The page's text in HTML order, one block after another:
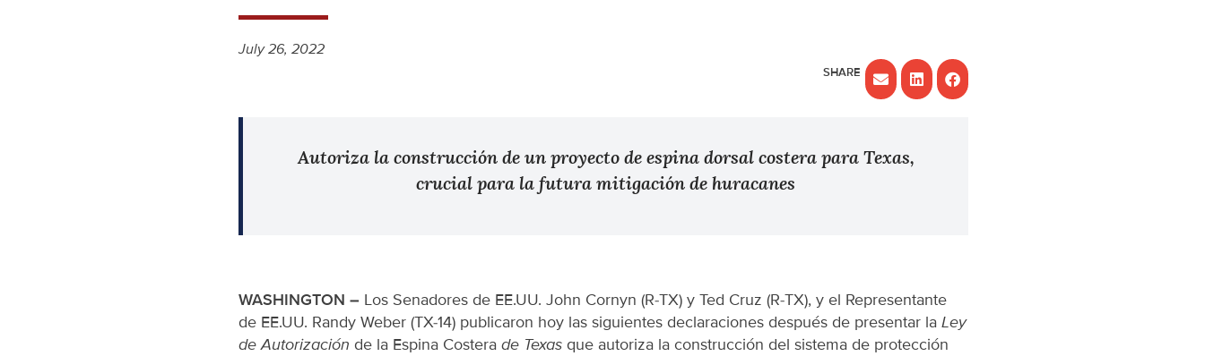
July 26, 2022
Autoriza la construcción de un proyecto de espina dorsal costera para Texas,
crucial para la futura mitigación de huracanes
WASHINGTON – Los Senadores de EE.UU. John Cornyn (R-TX) y Ted Cruz (R-TX), y el Representante
de EE.UU. Randy Weber (TX-14) publicaron hoy las siguientes declaraciones después de presentar la Ley
de Autorización de la Espina Costera de Texas que autoriza la construcción del sistema de protección